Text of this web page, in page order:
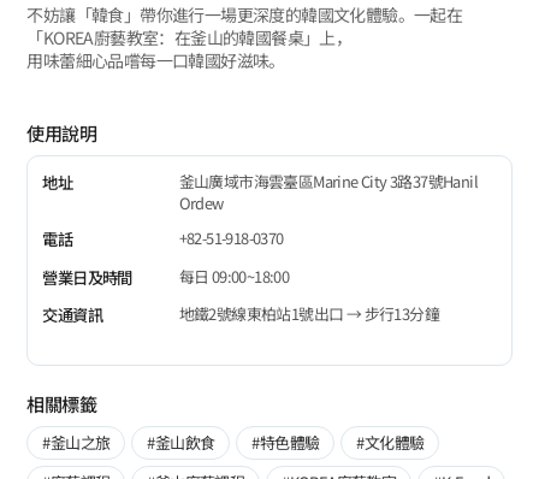
不妨讓「韓食」帶你進行一場更深度的韓國文化體驗。一起在
「KOREA廚藝教室：在釜山的韓國餐桌」上，
用味蕾細心品嚐每一口韓國好滋味。
使用說明
地址
釜山廣域市海雲臺區Marine City 3路37號Hanil
Ordew
電話
+82-51-918-0370
營業日及時間
每日 09:00~18:00
交通資訊
地鐵2號線東柏站1號出口 → 步行13分鐘
相關標籤
#釜山之旅 #釜山飲食 #特色體驗
#文化體驗